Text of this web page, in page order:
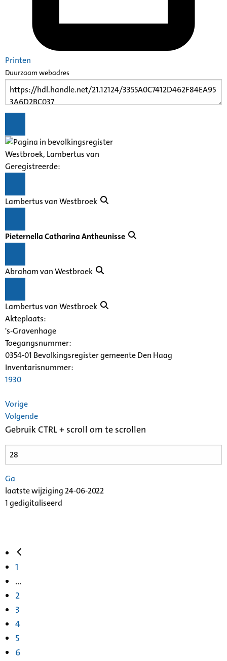
Printen
Duurzaam webadres
Westbroek, Lambertus van
Geregistreerde:
Lambertus van Westbroek
Pieternella Catharina Antheunisse
Abraham van Westbroek
Lambertus van Westbroek
Akteplaats:
's-Gravenhage
Toegangsnummer:
0354-01 Bevolkingsregister gemeente Den Haag
Inventarisnummer:
1930
Vorige
Volgende
Gebruik CTRL + scroll om te scrollen
Ga
laatste wijziging 24-06-2022
1 gedigitaliseerd
1
...
2
3
4
5
6